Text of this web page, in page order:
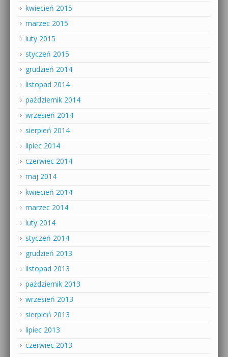
kwiecień 2015
marzec 2015
luty 2015
styczeń 2015
grudzień 2014
listopad 2014
październik 2014
wrzesień 2014
sierpień 2014
lipiec 2014
czerwiec 2014
maj 2014
kwiecień 2014
marzec 2014
luty 2014
styczeń 2014
grudzień 2013
listopad 2013
październik 2013
wrzesień 2013
sierpień 2013
lipiec 2013
czerwiec 2013